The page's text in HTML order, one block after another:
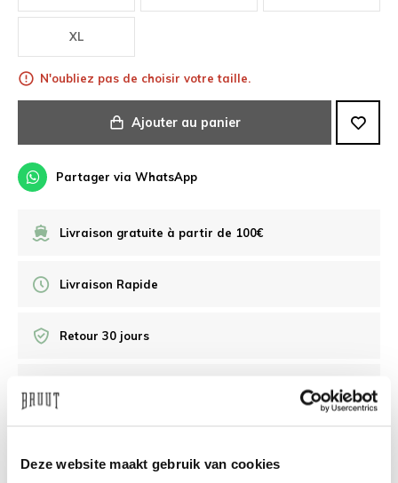
Deze website maakt gebruik van cookies
XL
N'oubliez pas de choisir votre taille.
Ajouter au panier
Partager via WhatsApp
Livraison gratuite à partir de 100€
Livraison Rapide
Retour 30 jours
Besoin d’aide?Nous sommes là pour vous aider